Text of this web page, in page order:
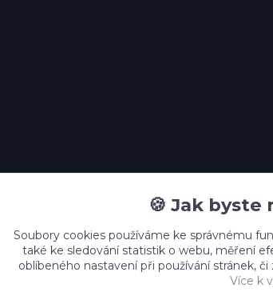
🍪 Jak byste
Soubory cookies používáme ke správnému
také ke sledování statistik o webu, měření
oblíbeného nastavení při používání stránek,
Více k